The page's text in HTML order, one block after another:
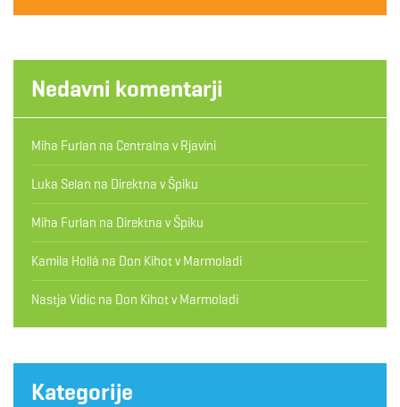
Nedavni komentarji
Miha Furlan na Centralna v Rjavini
Luka Selan na Direktna v Špiku
Miha Furlan na Direktna v Špiku
Kamila Hollá na Don Kihot v Marmoladi
Nastja Vidic na Don Kihot v Marmoladi
Kategorije